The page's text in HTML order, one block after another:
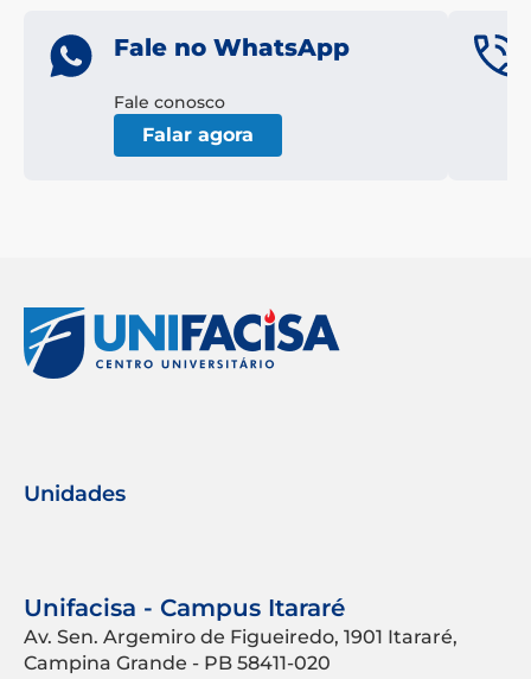
Fale no WhatsApp
Fale conosco
Falar agora
Unidades
Unifacisa - Campus Itararé
Av. Sen. Argemiro de Figueiredo, 1901 Itararé,
Campina Grande - PB 58411-020